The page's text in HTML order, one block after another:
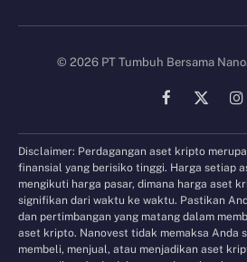
© 2026 PT Tumbuh Bersama
Facebook
X
Disclaimer: Perdagangan aset kripto
finansial yang berisiko tinggi. Harga setiap
mengikuti harga pasar, dimana harga aset
signifikan dari waktu ke waktu. Pastikan
dan pertimbangan yang matang dalam
aset kripto. Nanovest tidak memaksa Anda
membeli, menjual, atau menjadikan aset